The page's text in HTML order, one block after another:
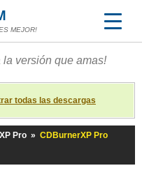
MEJOR!
la versión que amas!
todas las descargas
Pro » CDBurnerXP Pro